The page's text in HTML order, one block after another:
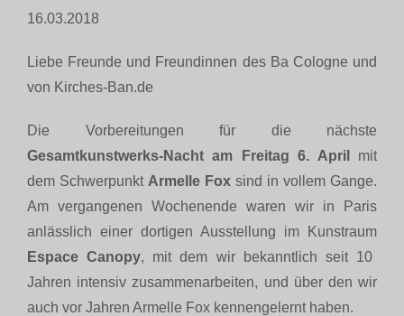
16.03.2018
Liebe Freunde und Freundinnen des Ba Cologne und
von Kirches-Ban.de
Die Vorbereitungen für die nächste
Gesamtkunstwerks-Nacht am Freitag 6. April
mit
dem Schwerpunkt Armelle Fox sind in vollem Gange.
Am vergangenen Wochenende waren wir in Paris
anlässlich einer dortigen Ausstellung im Kunstraum
Espace Canopy, mit dem wir bekanntlich seit 10
Jahren intensiv zusammenarbeiten, und über den wir
auch vor Jahren Armelle Fox kennengelernt haben.